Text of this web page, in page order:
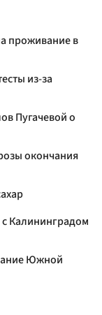
проживание в
из-за
Пугачевой о
окончания
Калининградом
Южной